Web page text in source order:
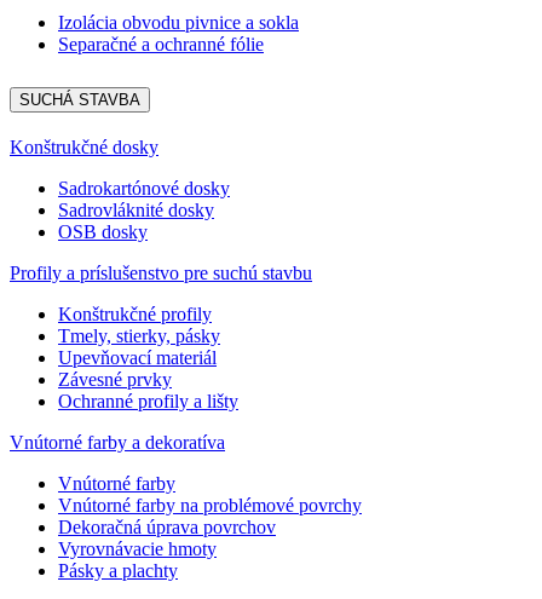
Izolácia obvodu pivnice a sokla
Separačné a ochranné fólie
SUCHÁ STAVBA
Konštrukčné dosky
Sadrokartónové dosky
Sadrovláknité dosky
OSB dosky
Profily a príslušenstvo pre suchú stavbu
Konštrukčné profily
Tmely, stierky, pásky
Upevňovací materiál
Závesné prvky
Ochranné profily a lišty
Vnútorné farby a dekoratíva
Vnútorné farby
Vnútorné farby na problémové povrchy
Dekoračná úprava povrchov
Vyrovnávacie hmoty
Pásky a plachty